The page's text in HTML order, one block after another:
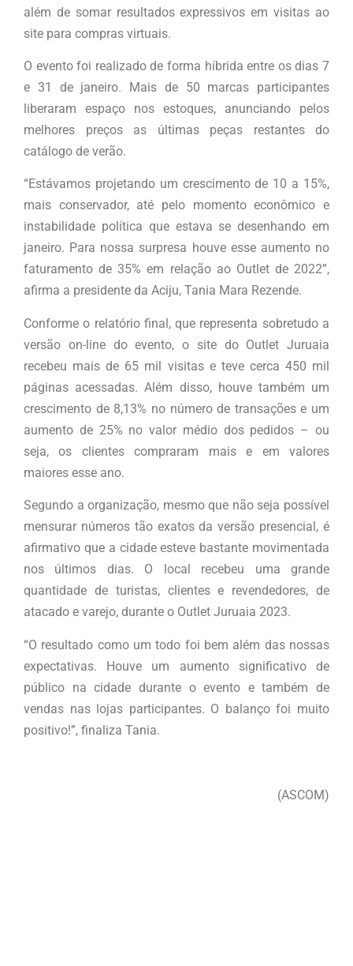
além de somar resultados expressivos em visitas ao
site para compras virtuais.
O evento foi realizado de forma híbrida entre os dias 7
e 31 de janeiro. Mais de 50 marcas participantes
liberaram espaço nos estoques, anunciando pelos
melhores preços as últimas peças restantes do
catálogo de verão.
“Estávamos projetando um crescimento de 10 a 15%,
mais conservador, até pelo momento econômico e
instabilidade política que estava se desenhando em
janeiro. Para nossa surpresa houve esse aumento no
faturamento de 35% em relação ao Outlet de 2022”,
afirma a presidente da Aciju, Tania Mara Rezende.
Conforme o relatório final, que representa sobretudo a
versão on-line do evento, o site do Outlet Juruaia
recebeu mais de 65 mil visitas e teve cerca 450 mil
páginas acessadas. Além disso, houve também um
crescimento de 8,13% no número de transações e um
aumento de 25% no valor médio dos pedidos – ou
seja, os clientes compraram mais e em valores
maiores esse ano.
Segundo a organização, mesmo que não seja possível
mensurar números tão exatos da versão presencial, é
afirmativo que a cidade esteve bastante movimentada
nos últimos dias. O local recebeu uma grande
quantidade de turistas, clientes e revendedores, de
atacado e varejo, durante o Outlet Juruaia 2023.
“O resultado como um todo foi bem além das nossas
expectativas. Houve um aumento significativo de
público na cidade durante o evento e também de
vendas nas lojas participantes. O balanço foi muito
positivo!”, finaliza Tania.
(ASCOM)